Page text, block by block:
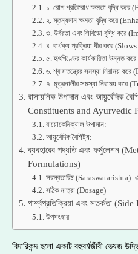
১. রোগ প্রতিরোধ ক্ষমতা বৃদ্ধি
২. স্তন্যদান ক্ষমতা বৃদ্ধি করে
৩. উর্বরতা এবং লিবিডো বৃদ্ধি
৪. বার্ধক্য প্রক্রিয়া ধীর করে
৫. হৃৎপিণ্ডের কার্যকারিতা
৬. শ্বাসতন্ত্রের সমস্যা নিরাময়
৭. মূত্রনালীর সমস্যা নিরাময়
রাসায়নিক উপাদান এবং আয়ুর্বেদিক
Constituents and Ayurvedic
বায়োকেমিক্যাল উপাদান:
আয়ুর্বেদিক বৈশিষ্ট্য:
ব্যবহারের পদ্ধতি এবং ফর্মুলেশন
Formulations)
সরস্বতারিষ্ট (Saraswatarishta):
সঠিক মাত্রা (Dosage)
পার্শ্বপ্রতিক্রিয়া এবং সতর্কতা
উপসংহার
বিদারিকন্দ হলো একটি বহুবর্ষজীবী ভেষজ